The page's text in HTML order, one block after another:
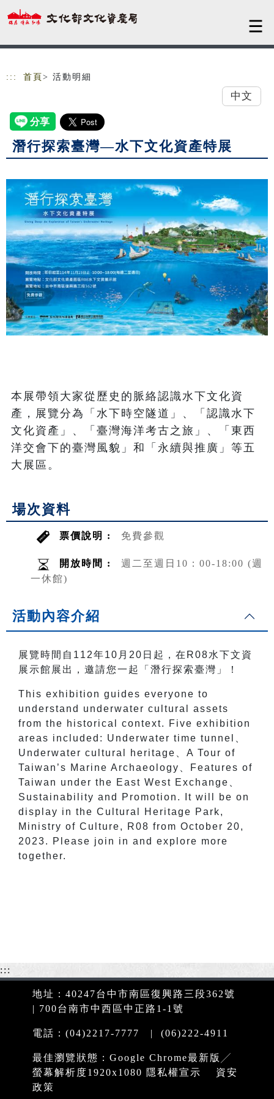
跳到主要內容
網站導覽
::: 首頁 > 活動明細
中文
潛行探索臺灣—水下文化資產特展
本展帶領大家從歷史的脈絡認識水下文化資
產，展覽分為「水下時空隧道」、「認識水下
文化資產」、「臺灣海洋考古之旅」、「東西
洋交會下的臺灣風貌」和「永續與推廣」等五
大展區。
場次資料
票價說明 : 免費參觀
開放時間 :
週二至週日10：00-18:00 (週
一休館)
活動內容介紹
展覽時間自112年10月20日起，在R08水下文資
展示館展出，邀請您一起「潛行探索臺灣」！
This exhibition guides everyone to
understand underwater cultural assets
from the historical context. Five exhibition
areas included: Underwater time tunnel、
Underwater cultural heritage、A Tour of
Taiwan’s Marine Archaeology、Features of
Taiwan under the East West Exchange、
Sustainability and Promotion. It will be on
display in the Cultural Heritage Park,
Ministry of Culture, R08 from October 20,
2023. Please join in and explore more
together.
:::
地址：40247台中市南區復興路三段362號
| 700台南市中西區中正路1-1號
電話：(04)2217-7777 | (06)222-4911
最佳瀏覽狀態：Google Chrome最新版╱
螢幕解析度1920x1080 隱私權宣示
資安
政策